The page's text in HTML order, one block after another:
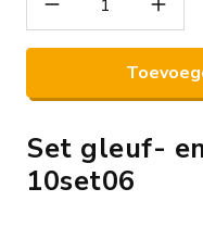
Set gleuf-
10set06